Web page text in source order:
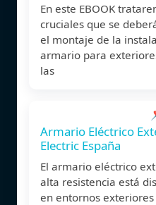
En este EBOOK
cruciales que se
el montaje de la
armario para
las
Armario Eléctrico
Electric España
El armario eléctrico
alta resistencia está
en entornos